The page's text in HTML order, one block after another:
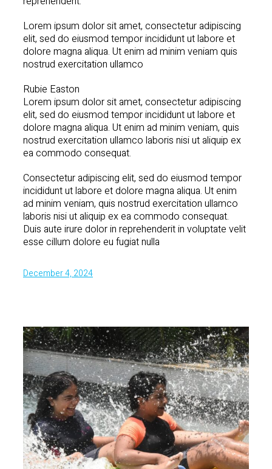
Lorem ipsum dolor sit amet, consectetur adipiscing
elit, sed do eiusmod tempor incididunt ut labore et
dolore magna aliqua. Ut enim ad minim veniam quis
nostrud exercitation ullamco
Rubie Easton
Lorem ipsum dolor sit amet, consectetur adipiscing
elit, sed do eiusmod tempor incididunt ut labore et
dolore magna aliqua. Ut enim ad minim veniam, quis
nostrud exercitation ullamco laboris nisi ut aliquip ex
ea commodo consequat.
Consectetur adipiscing elit, sed do eiusmod tempor
incididunt ut labore et dolore magna aliqua. Ut enim
ad minim veniam, quis nostrud exercitation ullamco
laboris nisi ut aliquip ex ea commodo consequat.
Duis aute irure dolor in reprehenderit in voluptate velit
esse cillum dolore eu fugiat nulla
December 4, 2024